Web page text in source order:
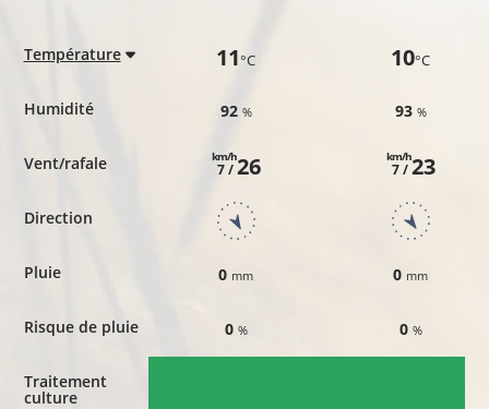
Température
Humidité
Vent/rafale
Direction
Pluie
Risque de pluie
Traitement
culture
11°C
92 %
7 /
km/h26
0 mm
0 %
10°C
93 %
7 /
km/h23
0 mm
0 %